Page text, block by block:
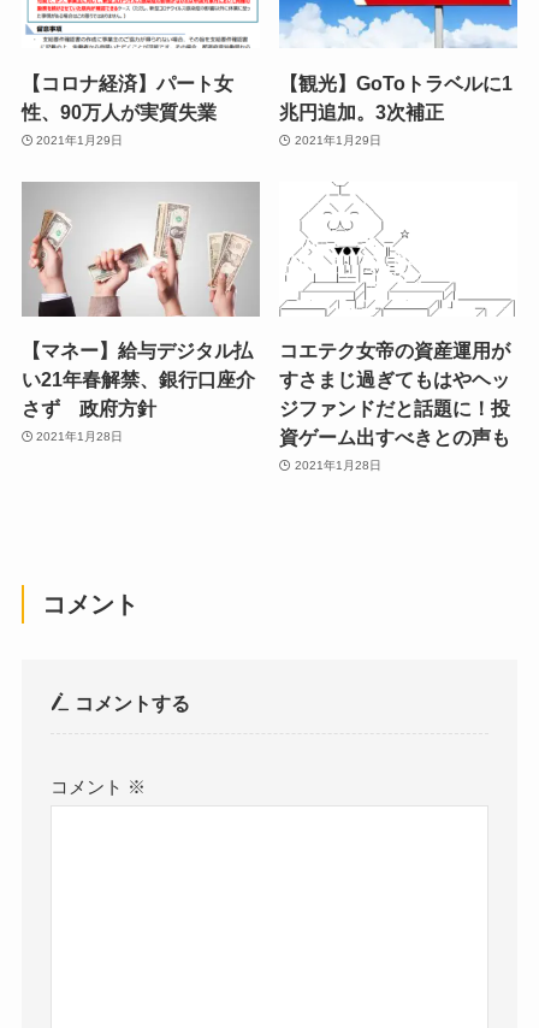
【コロナ経済】パート女
性、90万人が実質失業
2021年1月29日
【観光】GoToトラベルに1
兆円追加。3次補正
2021年1月29日
【マネー】給与デジタル払
い21年春解禁、銀行口座介
さず 政府方針
2021年1月28日
コエテク女帝の資産運用が
すさまじ過ぎてもはやヘッ
ジファンドだと話題に！投
資ゲーム出すべきとの声も
2021年1月28日
コメント
コメントする
コメント ※